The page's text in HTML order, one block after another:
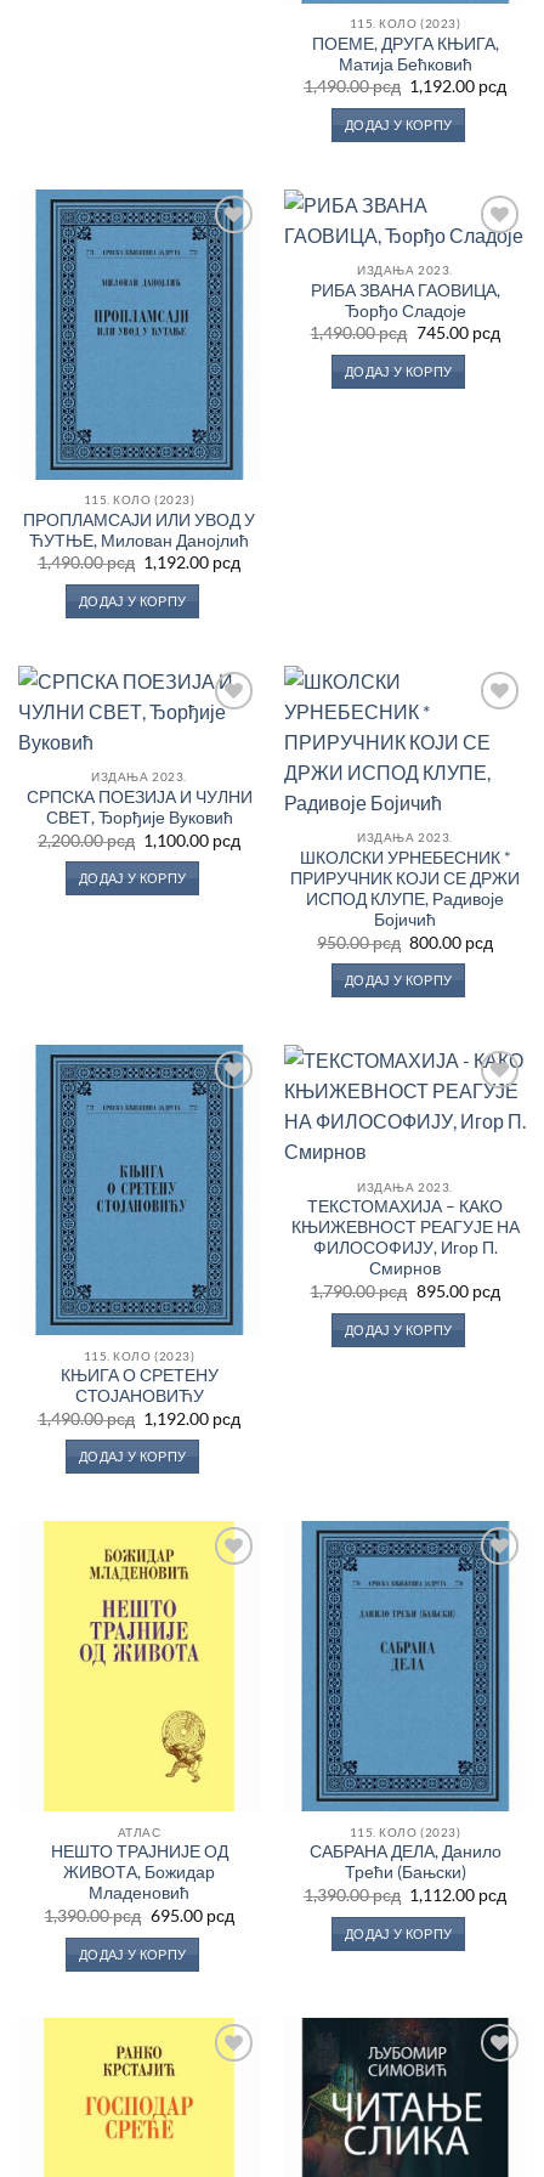
115. КОЛО (2023)
ПОЕМЕ, ДРУГА КЊИГА,
Матија Бећковић
1,490.00рсд Оригинална
цена
је
била:
1,490.00 рсд.
1,192.00 рсд
цена
ДОДАЈ У КОРПУ
Додај
Листу
жеља
115. КОЛО (2023)
ПРОПЛАМСАЈИ ИЛИ УВОД У
ЋУТЊЕ, Милован Данојлић
1,490.00рсд Оригинална
цена
је
била:
1,490.00 рсд.
1,192.00 рсд
цена
ДОДАЈ У КОРПУ
Додај
Листу
жеља
ИЗДАЊА 2023.
РИБА ЗВАНА ГАОВИЦА,
Ђорђо Сладоје
1,490.00рсд Оригинална
је
била:
1,490.00 рсд.
745.00 рсд
цена
ДОДАЈ У КОРПУ
Додај
ИЗДАЊА 2023.
СРПСКА ПОЕЗИЈА И ЧУЛНИ
СВЕТ, Ђорђије Вуковић
2,200.00рсд Оригинална
цена
је
била:
2,200.00 рсд.
1,100.00 рсд
цена
1,100.00 рсд.
ДОДАЈ У КОРПУ
жеља
ИЗДАЊА 2023.
ШКОЛСКИ УРНЕБЕСНИК *
ПРИРУЧНИК КОЈИ СЕ ДРЖИ
ИСПОД КЛУПЕ, Радивоје
Бојичић
950.00рсд Оригинална
је
била:
950.00 рсд.
800.00 рсд
цена
ДОДАЈ У КОРПУ
Додај
Листу
жеља
115. КОЛО (2023)
КЊИГА О СРЕТЕНУ
СТОЈАНОВИЋУ
1,490.00рсд Оригинална
цена
је
била:
1,490.00 рсд.
1,192.00 рсд
цена
ДОДАЈ У КОРПУ
у
ИЗДАЊА 2023.
ТЕКСТОМАХИЈА – КАКО
КЊИЖЕВНОСТ РЕАГУЈЕ НА
ФИЛОСОФИЈУ, Игор П.
Смирнов
1,790.00рсд Оригинална
је
била:
1,790.00 рсд.
895.00 рсд
цена
ДОДАЈ У КОРПУ
АТЛАС
НЕШТО ТРАЈНИЈЕ ОД
ЖИВОТА, Божидар
Младеновић
1,390.00рсд Оригинална
је
била:
1,390.00 рсд.
695.00 рсдТренутна
цена
ДОДАЈ У КОРПУ
Додај
Листу
жеља
115. КОЛО (2023)
САБРАНА ДЕЛА, Данило
Трећи (Бањски)
1,390.00рсд Оригинална
цена
је
била:
1,390.00 рсд.
1,112.00 рсд
цена
ДОДАЈ У КОРПУ
Листу